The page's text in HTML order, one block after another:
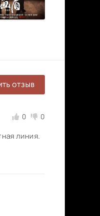
ОТЗЫВ
0 0
линия.